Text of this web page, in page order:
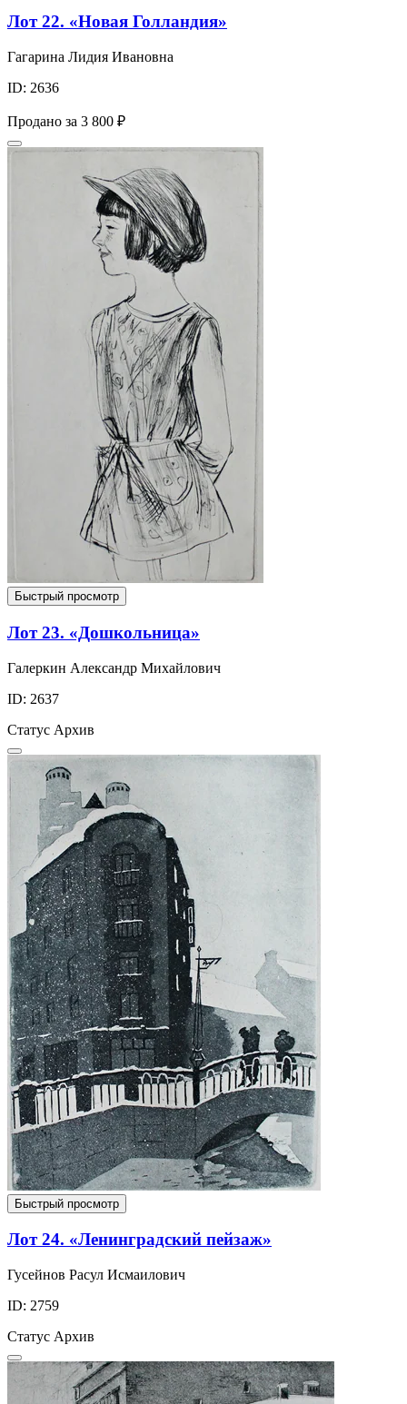
Лот 22. «Новая Голландия»
Гагарина Лидия Ивановна
ID: 2636
Продано за 3 800 ₽
Быстрый просмотр
Лот 23. «Дошкольница»
Галеркин Александр Михайлович
ID: 2637
Статус Архив
Быстрый просмотр
Лот 24. «Ленинградский пейзаж»
Гусейнов Расул Исмаилович
ID: 2759
Статус Архив